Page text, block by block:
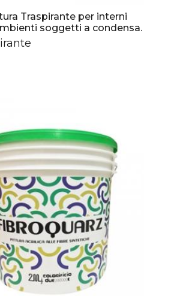
Traspirante per interni
soggetti a condensa.